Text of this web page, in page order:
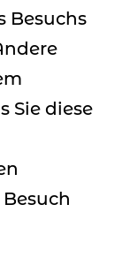
Besuchs
Sie diese